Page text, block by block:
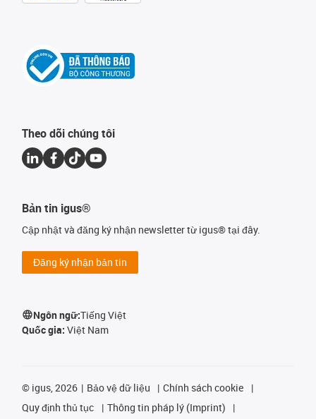
Theo dõi chúng tôi
Bản tin igus®
Cập nhật và đăng ký nhận newsletter từ igus® tại đây.
Đăng ký nhận bản tin
Ngôn ngữ:Tiếng Việt
Quốc gia: Việt Nam
© igus, 2026 Bảo vệ dữ liệu
Chính sách cookie
Quy định thủ tục
Thông tin pháp lý (Imprint)